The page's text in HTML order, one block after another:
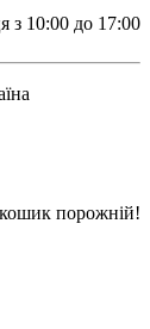
з 10:00 до 17:00
порожній!